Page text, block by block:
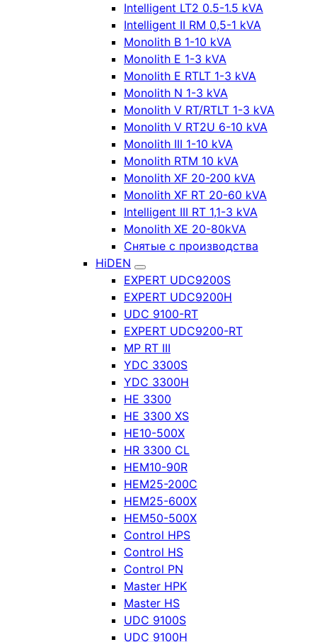
Intelligent LT2 0.5-1.5 kVA
Intelligent II RM 0,5-1 kVA
Monolith B 1-10 kVA
Monolith E 1-3 kVA
Monolith E RTLT 1-3 kVA
Monolith N 1-3 kVA
Monolith V RT/RTLT 1-3 kVA
Monolith V RT2U 6-10 kVA
Monolith III 1-10 kVA
Monolith RTM 10 kVA
Monolith XF 20-200 kVA
Monolith XF RT 20-60 kVA
Intelligent III RT 1,1-3 kVA
Monolith XE 20-80kVA
Снятые с производства
HiDEN
EXPERT UDC9200S
EXPERT UDC9200H
UDC 9100-RT
EXPERT UDC9200-RT
MP RT III
YDC 3300S
YDC 3300H
HE 3300
HE 3300 XS
HE10-500X
HR 3300 CL
HEM10-90R
HEM25-200C
HEM25-600X
HEM50-500X
Control HPS
Control HS
Control PN
Master HPK
Master HS
UDC 9100S
UDC 9100H